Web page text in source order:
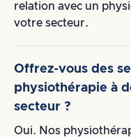
relation avec un
votre secteur.
Offrez-vous des
physiothérapie à
secteur ?
Oui. Nos